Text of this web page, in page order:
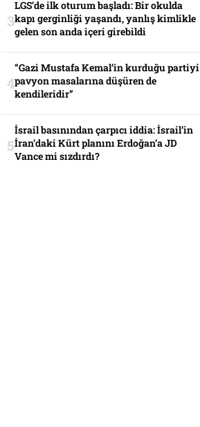
LGS’de ilk oturum başladı: Bir okulda
kapı gerginliği yaşandı, yanlış kimlikle
gelen son anda içeri girebildi
“Gazi Mustafa Kemal’in kurduğu partiyi
pavyon masalarına düşüren de
kendileridir”
İsrail basınından çarpıcı iddia: İsrail’in
İran’daki Kürt planını Erdoğan’a JD
Vance mi sızdırdı?